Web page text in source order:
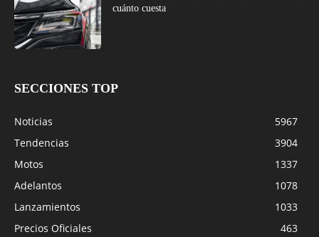
cuánto cuesta
SECCIONES TOP
Noticias
5967
Tendencias
3904
Motos
1337
Adelantos
1078
Lanzamientos
1033
Precios Oficiales
463